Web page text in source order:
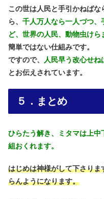
この世は人民と手引かねば
ら、 千人万人なら一人づつ
ど、 世界の人民、動物虫けら
簡単ではない仕組みです。
ですので、
人民早う改心せね
とお伝えされています。
５．まとめ
ひらたう解き、ミタマは上
組おくれます。
はじめは神様がして下さり
らんようになります。